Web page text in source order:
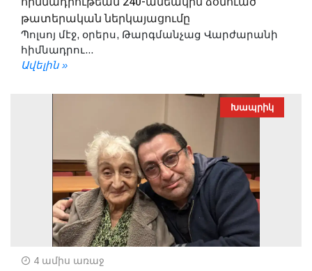
թատերական ներկայացումը
Պոլսոյ մէջ, օրերս, Թարգմանչաց Վարժարանի
հիմնադրու...
Ավելին »
Խապրիկ
4 ամիս առաջ